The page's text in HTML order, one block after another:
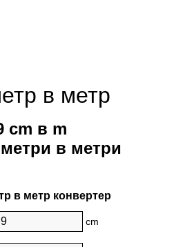
в метр
cm в m
в метри
в метр конвертер
cm